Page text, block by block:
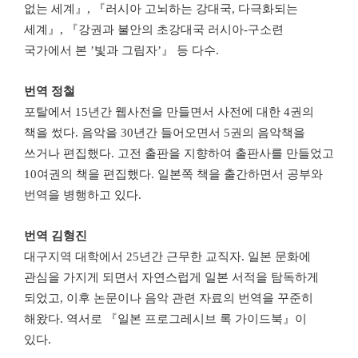
없는 세계』, 『러시아 고뇌하는 강대국, 다극화되는
세계』, 『강권과 불안의 초강대국 러시아-구소련
국가에서 본 ’빛과 그림자’』 등 다수.
번역 정철
포탈에서 15년간 웹사전을 만들면서 사전에 대한 4권의
책을 썼다. 음악을 30년간 들어오면서 5권의 음악책을
쓰거나 편집했다. 고전 출판을 지향하여 출판사를 만들었고
10여권의 책을 편집했다. 일본쪽 책을 출간하면서 공부와
번역을 병행하고 있다.
번역 김형진
대구지역 대학에서 25년간 근무한 교직자. 일본 문화에
관심을 가지게 되면서 자연스럽게 일본 서적을 탐독하게
되었고, 이후 논문이나 음악 관련 자료의 번역을 꾸준히
해왔다. 역서로 『일본 프로그레시브 록 가이드북』이
있다.